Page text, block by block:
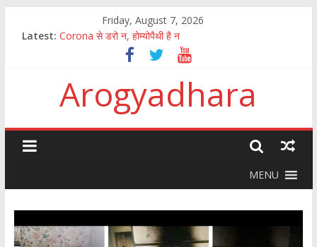
Friday, August 7, 2026
Latest: Corona से डरो न, होम्योपैथी है न
पुष्य नक्षत्र में अमृत वर्षा
How to fight the aftermath of chinese Corona virus
100 जानकारी जिसका ज्ञान सबको होना चाहिए
कितना आसान है मानव अंगों की तस्करी और बेचना खरीदना?
Arogyadhara
MENU